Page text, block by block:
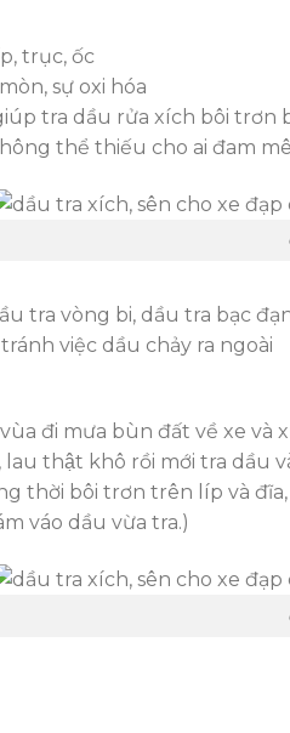
trục, ốc
sự oxi hóa
tra dầu rửa xích bôi
thể thiếu cho ai đam
tra vòng bi, dầu tra bạc
việc dầu chảy ra ngoài
đi mưa bùn đất về xe
thật khô rồi mới tra dầu
thời bôi trơn trên líp và
váo dầu vừa tra.)